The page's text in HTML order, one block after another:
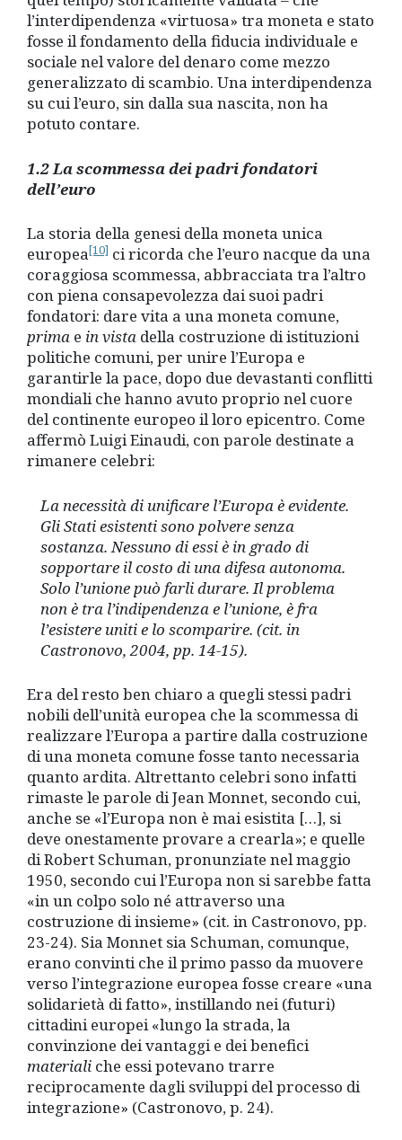
l’interdipendenza «virtuosa» tra moneta e stato
fosse il fondamento della fiducia individuale e
sociale nel valore del denaro come mezzo
generalizzato di scambio. Una interdipendenza
su cui l’euro, sin dalla sua nascita, non ha
potuto contare.
1.2 La scommessa dei padri fondatori
dell’euro
La storia della genesi della moneta unica
europea[10] ci ricorda che l’euro nacque da una
coraggiosa scommessa, abbracciata tra l’altro
con piena consapevolezza dai suoi padri
fondatori: dare vita a una moneta comune,
prima e in vista della costruzione di istituzioni
politiche comuni, per unire l’Europa e
garantirle la pace, dopo due devastanti conflitti
mondiali che hanno avuto proprio nel cuore
del continente europeo il loro epicentro. Come
affermò Luigi Einaudi, con parole destinate a
rimanere celebri:
La necessità di unificare l’Europa è evidente.
Gli Stati esistenti sono polvere senza
sostanza. Nessuno di essi è in grado di
sopportare il costo di una difesa autonoma.
Solo l’unione può farli durare. Il problema
non è tra l’indipendenza e l’unione, è fra
l’esistere uniti e lo scomparire. (cit. in
Castronovo, 2004, pp. 14-15).
Era del resto ben chiaro a quegli stessi padri
nobili dell’unità europea che la scommessa di
realizzare l’Europa a partire dalla costruzione
di una moneta comune fosse tanto necessaria
quanto ardita. Altrettanto celebri sono infatti
rimaste le parole di Jean Monnet, secondo cui,
anche se «l’Europa non è mai esistita […], si
deve onestamente provare a crearla»; e quelle
di Robert Schuman, pronunziate nel maggio
1950, secondo cui l’Europa non si sarebbe fatta
«in un colpo solo né attraverso una
costruzione di insieme» (cit. in Castronovo, pp.
23-24). Sia Monnet sia Schuman, comunque,
erano convinti che il primo passo da muovere
verso l’integrazione europea fosse creare «una
solidarietà di fatto», instillando nei (futuri)
cittadini europei «lungo la strada, la
convinzione dei vantaggi e dei benefici
materiali che essi potevano trarre
reciprocamente dagli sviluppi del processo di
integrazione» (Castronovo, p. 24).